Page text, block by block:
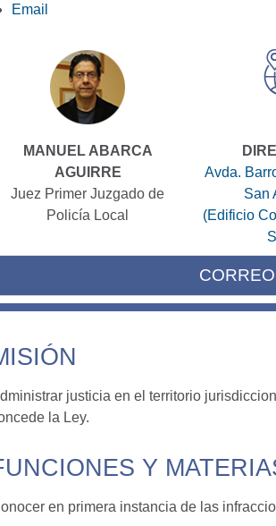
Email
MANUEL ABARCA
AGUIRRE
Juez Primer Juzgado de
Policía Local
Avda.
San
(Edificio
justicia en el territorio
la Ley.
Y
en primera instancia de las